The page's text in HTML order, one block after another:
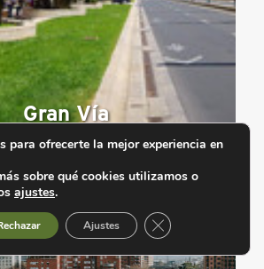
Gran Vía
para ofrecerte la mejor experiencia en
sobre qué cookies utilizamos o
ajustes.
Ajustes Cerrar el banner